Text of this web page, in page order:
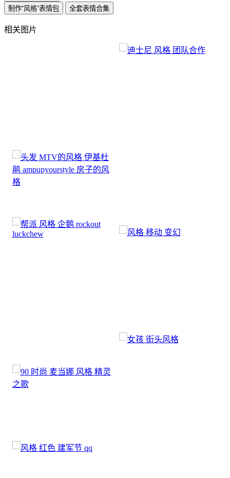
制作“风格”表情包
全套表情合集
相关图片